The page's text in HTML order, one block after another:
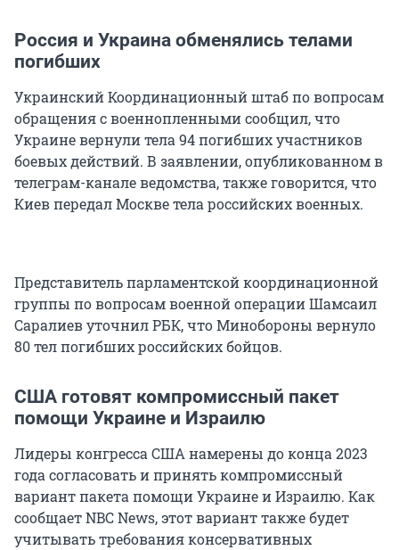
Россия и Украина обменялись телами
погибших
Украинский Координационный штаб по вопросам
обращения с военнопленными сообщил, что
Украине вернули тела 94 погибших участников
боевых действий. В заявлении, опубликованном в
телеграм-канале ведомства, также говорится, что
Киев передал Москве тела российских военных.
Представитель парламентской координационной
группы по вопросам военной операции Шамсаил
Саралиев уточнил РБК, что Минобороны вернуло
80 тел погибших российских бойцов.
США готовят компромиссный пакет
помощи Украине и Израилю
Лидеры конгресса США намерены до конца 2023
года согласовать и принять компромиссный
вариант пакета помощи Украине и Израилю. Как
сообщает NBC News, этот вариант также будет
учитывать требования консервативных